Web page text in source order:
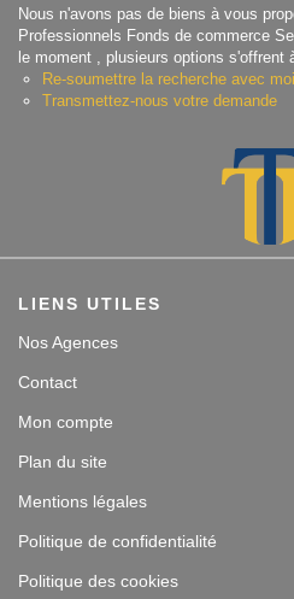
Accès clients
Nous n'avons pas de biens à vous
Professionnels Fonds de commerce
le moment , plusieurs options s'offrent
Re-soumettre la recherche avec
Transmettez-nous votre demande
LIENS UTILES
Nos Agences
Contact
Mon compte
Plan du site
Mentions légales
Politique de confidentialité
Politique des cookies